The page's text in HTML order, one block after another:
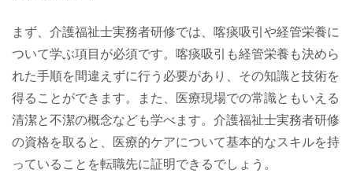
まず、介護福祉士実務者研修では、喀痰吸引や経管栄養に
ついて学ぶ項目が必須です。喀痰吸引も経管栄養も決めら
れた手順を間違えずに行う必要があり、その知識と技術を
得ることができます。また、医療現場での常識ともいえる
清潔と不潔の概念なども学べます。介護福祉士実務者研修
の資格を取ると、医療的ケアについて基本的なスキルを持
っていることを転職先に証明できるでしょう。